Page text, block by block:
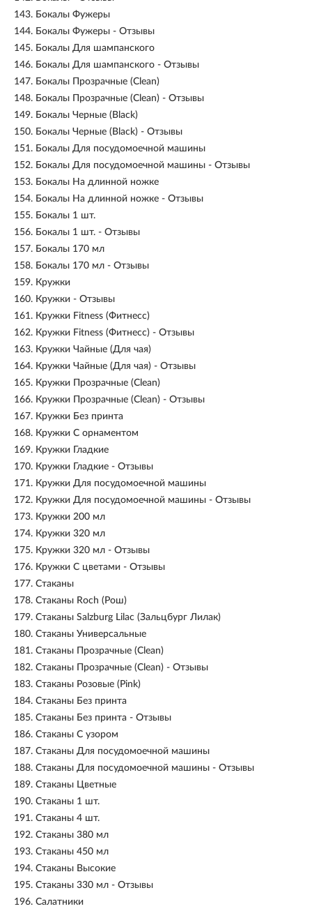
143. Бокалы Фужеры
144. Бокалы Фужеры - Отзывы
145. Бокалы Для шампанского
146. Бокалы Для шампанского - Отзывы
147. Бокалы Прозрачные (Clean)
148. Бокалы Прозрачные (Clean) - Отзывы
149. Бокалы Черные (Black)
150. Бокалы Черные (Black) - Отзывы
151. Бокалы Для посудомоечной машины
152. Бокалы Для посудомоечной машины - Отзывы
153. Бокалы На длинной ножке
154. Бокалы На длинной ножке - Отзывы
155. Бокалы 1 шт.
156. Бокалы 1 шт. - Отзывы
157. Бокалы 170 мл
158. Бокалы 170 мл - Отзывы
159. Кружки
160. Кружки - Отзывы
161. Кружки Fitness (Фитнесс)
162. Кружки Fitness (Фитнесс) - Отзывы
163. Кружки Чайные (Для чая)
164. Кружки Чайные (Для чая) - Отзывы
165. Кружки Прозрачные (Clean)
166. Кружки Прозрачные (Clean) - Отзывы
167. Кружки Без принта
168. Кружки С орнаментом
169. Кружки Гладкие
170. Кружки Гладкие - Отзывы
171. Кружки Для посудомоечной машины
172. Кружки Для посудомоечной машины - Отзывы
173. Кружки 200 мл
174. Кружки 320 мл
175. Кружки 320 мл - Отзывы
176. Кружки С цветами - Отзывы
177. Стаканы
178. Стаканы Roch (Рош)
179. Стаканы Salzburg Lilac (Зальцбург Лилак)
180. Стаканы Универсальные
181. Стаканы Прозрачные (Clean)
182. Стаканы Прозрачные (Clean) - Отзывы
183. Стаканы Розовые (Pink)
184. Стаканы Без принта
185. Стаканы Без принта - Отзывы
186. Стаканы С узором
187. Стаканы Для посудомоечной машины
188. Стаканы Для посудомоечной машины - Отзывы
189. Стаканы Цветные
190. Стаканы 1 шт.
191. Стаканы 4 шт.
192. Стаканы 380 мл
193. Стаканы 450 мл
194. Стаканы Высокие
195. Стаканы 330 мл - Отзывы
196. Салатники